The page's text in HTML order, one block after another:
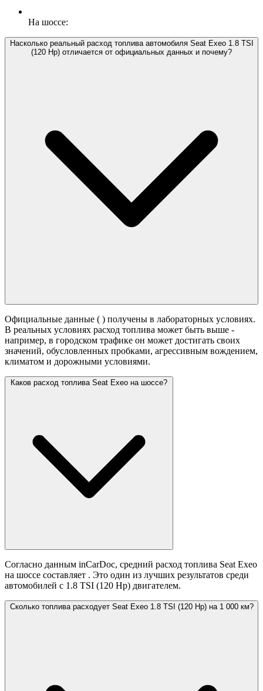
На шоссе:
Насколько реальный расход топлива автомобиля Seat Exeo 1.8 TSI
(120 Hp) отличается от официальных данных и почему?
Официальные данные ( ) получены в лабораторных условиях.
В реальных условиях расход топлива может быть выше -
например, в городском трафике он может достигать своих
значений, обусловленных пробками, агрессивным вождением,
климатом и дорожными условиями.
Каков расход топлива Seat Exeo на шоссе?
Согласно данным inCarDoc, средний расход топлива Seat Exeo
на шоссе составляет . Это один из лучших результатов среди
автомобилей с 1.8 TSI (120 Hp) двигателем.
Сколько топлива расходует Seat Exeo 1.8 TSI (120 Hp) на 1 000 км?